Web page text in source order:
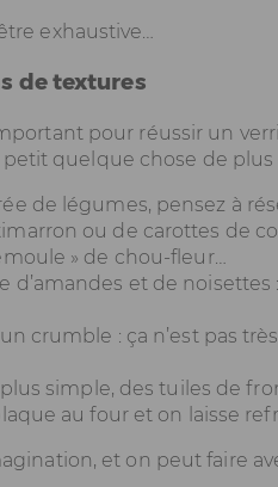
exhaustive…
de textures
pour réussir un
quelque chose de
de légumes, pensez à
ou de carottes de
» de chou-fleur…
d’amandes et de
crumble : ça n’est pas
simple, des tuiles de
au four et on laisse
et on peut faire